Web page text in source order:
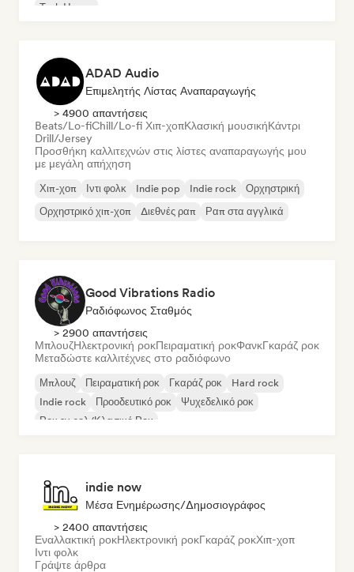
Tech House
ADAD Audio
Επιμελητής Λίστας Αναπαραγωγής
> 4900 απαντήσεις
Beats/Lo-fiChill/Lo-fi Χιπ-χοπΚλασική μουσικήΚάντρι
Drill/Jersey
Προσθήκη καλλιτεχνών στις λίστες αναπαραγωγής μου
με μεγάλη απήχηση
Χιπ-χοπ Ιντι φολκ Indie pop Indie rock
Ορχηστρική
Ορχηστρικό χιπ-χοπ
Διεθνές ραπ Ραπ στα αγγλικά
Good Vibrations Radio
Ραδιόφωνος Σταθμός
> 2900 απαντήσεις
ΜπλουζΗλεκτρονική ροκΠειραματική ροκΦανκΓκαράζ ροκ
Μεταδώστε καλλιτέχνες στο ραδιόφωνο
Μπλουζ Πειραματική ροκ Γκαράζ ροκ
Hard rock
Indie rock
Προοδευτικό ροκ
Ψυχεδελικό ροκ
Ροκ εν ρολ/Κλασικό Ροκ
indie now
Μέσα Ενημέρωσης/Δημοσιογράφος
> 2400 απαντήσεις
Εναλλακτική ροκΗλεκτρονική ροκΓκαράζ ροκΧιπ-χοπ
Ιντι φολκ
Γράψτε άρθρα